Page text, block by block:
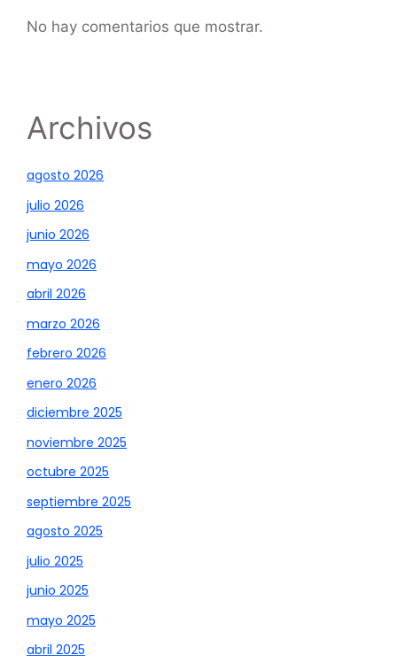
No hay comentarios que mostrar.
Archivos
agosto 2026
julio 2026
junio 2026
mayo 2026
abril 2026
marzo 2026
febrero 2026
enero 2026
diciembre 2025
noviembre 2025
octubre 2025
septiembre 2025
agosto 2025
julio 2025
junio 2025
mayo 2025
abril 2025